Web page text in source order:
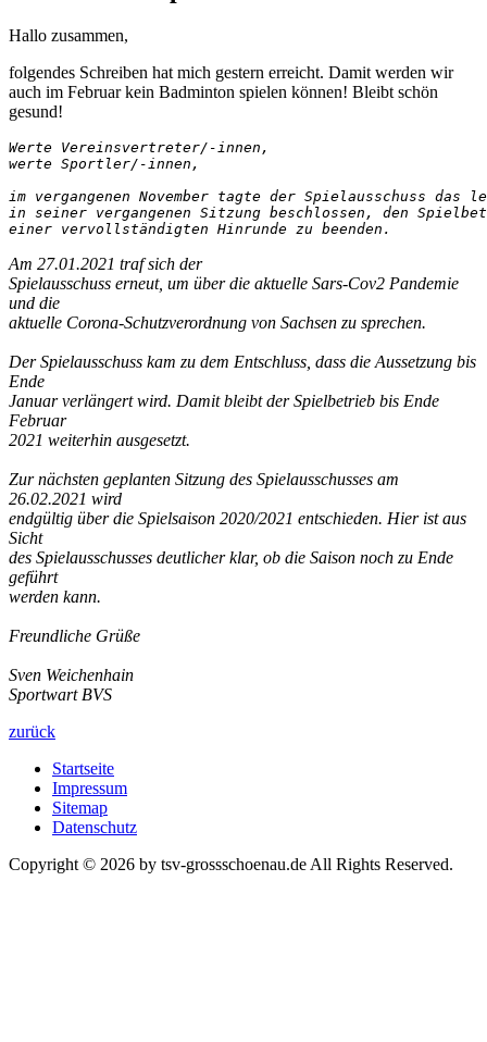
Hallo zusammen,
folgendes Schreiben hat mich gestern erreicht. Damit werden wir
auch im Februar kein Badminton spielen können! Bleibt schön
gesund!
Werte Vereinsvertreter/-innen,
werte Sportler/-innen,
im vergangenen November tagte der Spielausschuss
in seiner vergangenen Sitzung beschlossen, den
einer vervollständigten Hinrunde zu beenden.
Am 27.01.2021 traf sich der
Spielausschuss erneut, um über die aktuelle Sars-Cov2 Pandemie
und die
aktuelle Corona-Schutzverordnung von Sachsen zu sprechen.
Der Spielausschuss kam zu dem Entschluss, dass die Aussetzung bis
Ende
Januar verlängert wird. Damit bleibt der Spielbetrieb bis Ende
Februar
2021 weiterhin ausgesetzt.
Zur nächsten geplanten Sitzung des Spielausschusses am
26.02.2021 wird
endgültig über die Spielsaison 2020/2021 entschieden. Hier ist aus
Sicht
des Spielausschusses deutlicher klar, ob die Saison noch zu Ende
geführt
werden kann.
Freundliche Grüße
Sven Weichenhain
Sportwart BVS
zurück
Startseite
Impressum
Sitemap
Datenschutz
Copyright © 2026 by tsv-grossschoenau.de All Rights Reserved.